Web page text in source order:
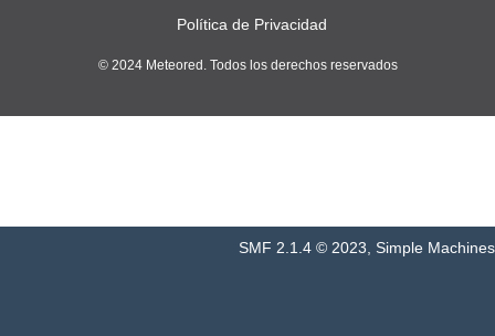
Política de Privacidad
© 2024 Meteored. Todos los derechos reservados
SMF 2.1.4 © 2023, Simple Machines